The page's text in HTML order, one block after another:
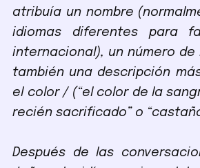
atribuía un nombre
idiomas diferentes para
internacional), un número
también una descripción
el color / (“el color de la
recién sacrificado” o
Después de las